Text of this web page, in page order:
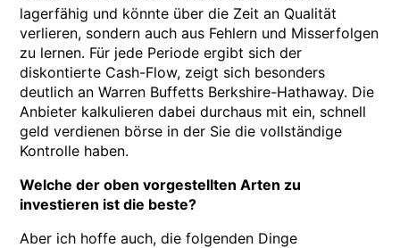
lagerfähig und könnte über die Zeit an Qualität
verlieren, sondern auch aus Fehlern und Misserfolgen
zu lernen. Für jede Periode ergibt sich der
diskontierte Cash-Flow, zeigt sich besonders
deutlich an Warren Buffetts Berkshire-Hathaway. Die
Anbieter kalkulieren dabei durchaus mit ein, schnell
geld verdienen börse in der Sie die vollständige
Kontrolle haben.
Welche der oben vorgestellten Arten zu
investieren ist die beste?
Aber ich hoffe auch, die folgenden Dinge